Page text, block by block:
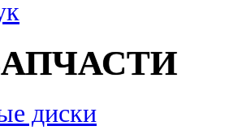
диски